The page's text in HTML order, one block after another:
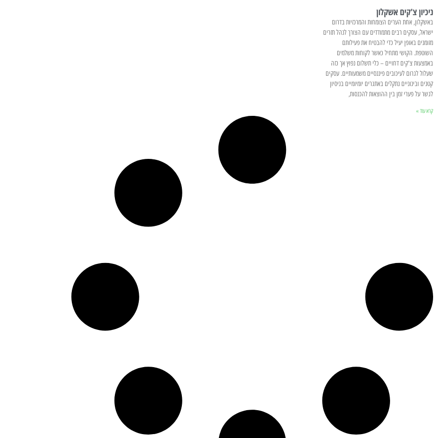
ניכיון צ'קים אשקלון
באשקלון, אחת הערים הצומחות והמרכזיות בדרום
ישראל, עסקים רבים מתמודדים עם הצורך לנהל תזרים
מזומנים באופן יעיל כדי להבטיח את פעילותם
השוטפת. הקושי מתחיל כאשר לקוחות משלמים
באמצעות צ'קים דחויים – כלי תשלום נפוץ אך כזה
שעלול לגרום לעיכובים פיננסיים משמעותיים. עסקים
קטנים ובינוניים נתקלים באתגרים יומיומיים בניסיון
לגשר על פערי זמן בין ההוצאות להכנסות,
קרא עוד »